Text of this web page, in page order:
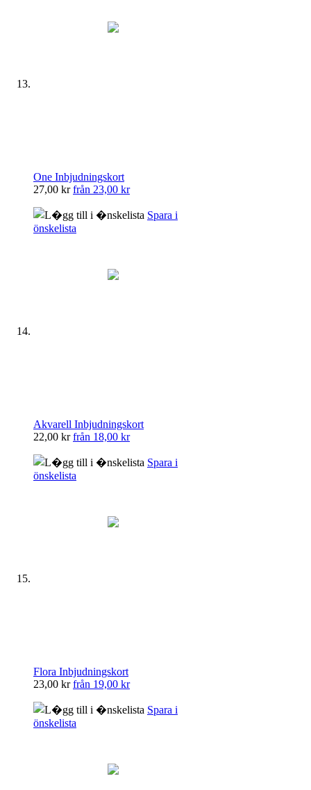
One Inbjudningskort
27,00 kr från 23,00 kr
Spara i
önskelista
Akvarell Inbjudningskort
22,00 kr från 18,00 kr
Spara i
önskelista
Flora Inbjudningskort
23,00 kr från 19,00 kr
Spara i
önskelista